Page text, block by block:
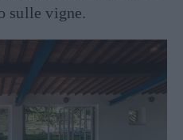
sulle vigne.